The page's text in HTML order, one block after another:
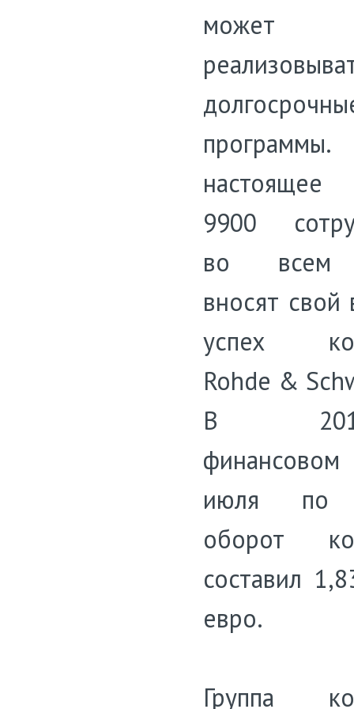
может
9900
во всем
вносят свой
успех
Rohde &
В 2014/
финансовом
июля по
оборот
составил
евро.
Группа